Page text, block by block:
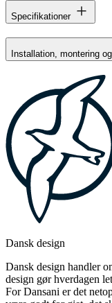
Specifikationer
Installation, montering
Dansk design
Dansk design handler
design gør hverdagen
For Dansani er det